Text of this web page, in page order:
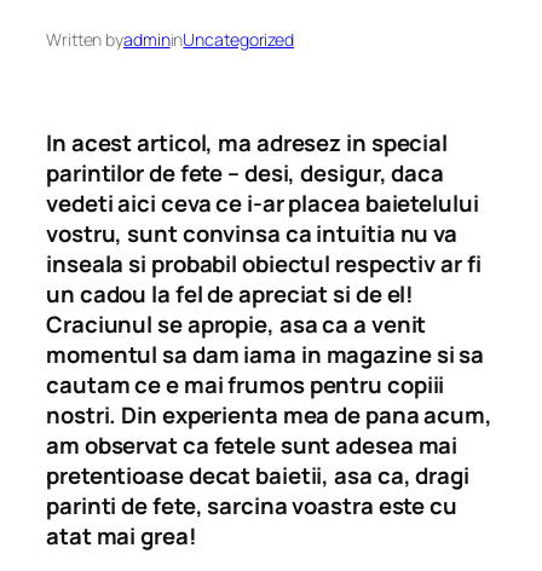
Written byadmininUncategorized
In acest articol, ma adresez in special
parintilor de fete – desi, desigur, daca
vedeti aici ceva ce i-ar placea baietelului
vostru, sunt convinsa ca intuitia nu va
inseala si probabil obiectul respectiv ar fi
un cadou la fel de apreciat si de el!
Craciunul se apropie, asa ca a venit
momentul sa dam iama in magazine si sa
cautam ce e mai frumos pentru copiii
nostri. Din experienta mea de pana acum,
am observat ca fetele sunt adesea mai
pretentioase decat baietii, asa ca, dragi
parinti de fete, sarcina voastra este cu
atat mai grea!